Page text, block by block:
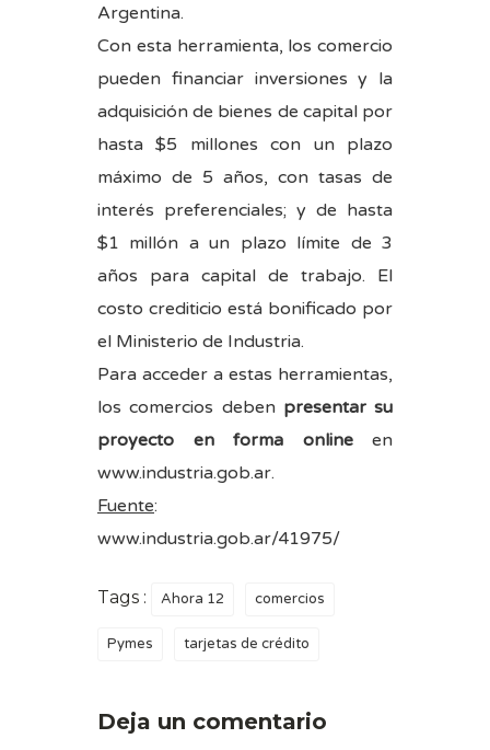
Argentina.
Con esta herramienta, los comercio
pueden financiar inversiones y la
adquisición de bienes de capital por
hasta $5 millones con un plazo
máximo de 5 años, con tasas de
interés preferenciales; y de hasta
$1 millón a un plazo límite de 3
años para capital de trabajo. El
costo crediticio está bonificado por
el Ministerio de Industria.
Para acceder a estas herramientas,
los comercios deben presentar su
proyecto en forma onlineen
www.industria.gob.ar.
Fuente:
www.industria.gob.ar/41975/
Tags : Ahora 12 comercios
Pymes tarjetas de crédito
Deja un comentario